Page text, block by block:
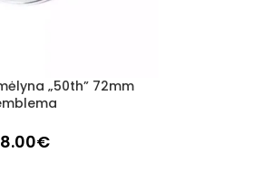
„50th” 72mm
8.00€